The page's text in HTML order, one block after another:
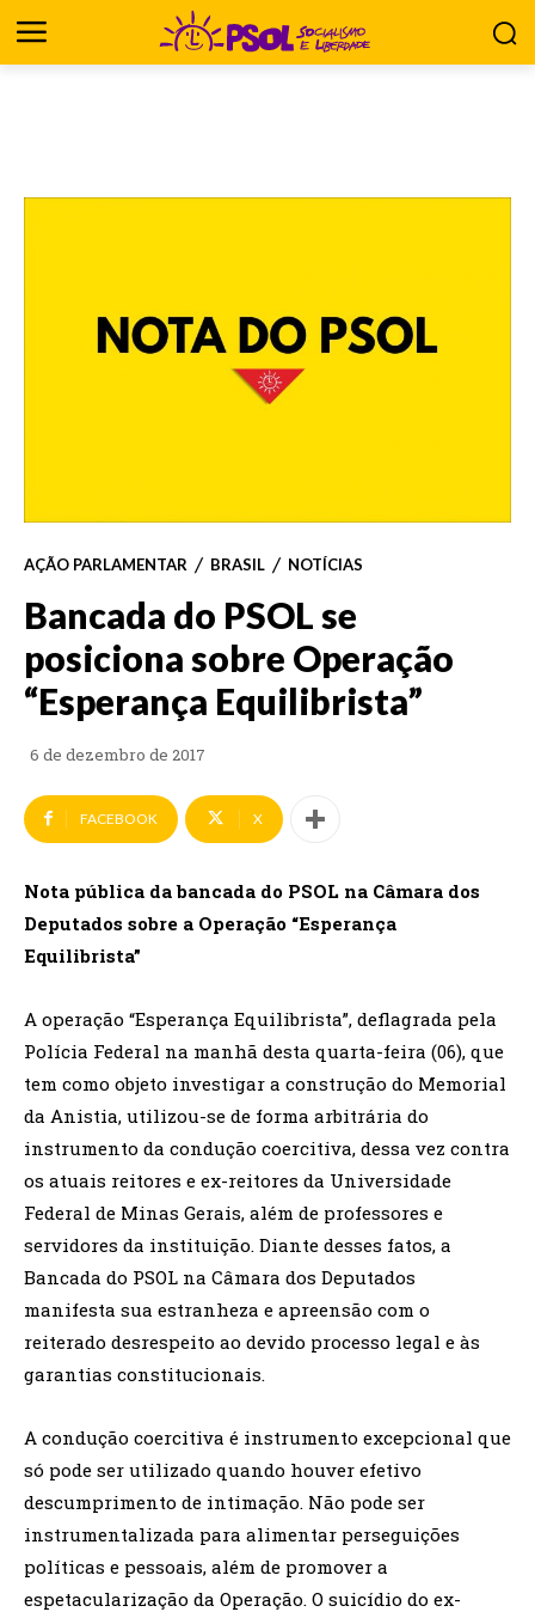
AÇÃO PARLAMENTAR BRASIL NOTÍCIAS
Bancada do PSOL se
posiciona sobre Operação
“Esperança Equilibrista”
6 de dezembro de 2017
FACEBOOK X
Nota pública da bancada do PSOL na Câmara dos
Deputados sobre a Operação “Esperança
Equilibrista”
A operação “Esperança Equilibrista”, deflagrada pela
Polícia Federal na manhã desta quarta-feira (06), que
tem como objeto investigar a construção do Memorial
da Anistia, utilizou-se de forma arbitrária do
instrumento da condução coercitiva, dessa vez contra
os atuais reitores e ex-reitores da Universidade
Federal de Minas Gerais, além de professores e
servidores da instituição. Diante desses fatos, a
Bancada do PSOL na Câmara dos Deputados
manifesta sua estranheza e apreensão com o
reiterado desrespeito ao devido processo legal e às
garantias constitucionais.
A condução coercitiva é instrumento excepcional que
só pode ser utilizado quando houver efetivo
descumprimento de intimação. Não pode ser
instrumentalizada para alimentar perseguições
políticas e pessoais, além de promover a
espetacularização da Operação. O suicídio do ex-